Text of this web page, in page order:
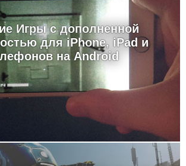
Игры с дополненной
для iPhone, iPad и
на Android